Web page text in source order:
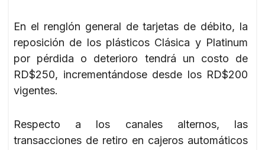
En el renglón general de tarjetas de débito, la
reposición de los plásticos Clásica y Platinum
por pérdida o deterioro tendrá un costo de
RD$250, incrementándose desde los RD$200
vigentes.
Respecto a los canales alternos, las
transacciones de retiro en cajeros automáticos